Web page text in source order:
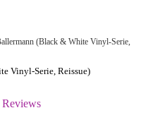
(Black & White Vinyl-Serie,
Vinyl-Serie, Reissue)
Reviews